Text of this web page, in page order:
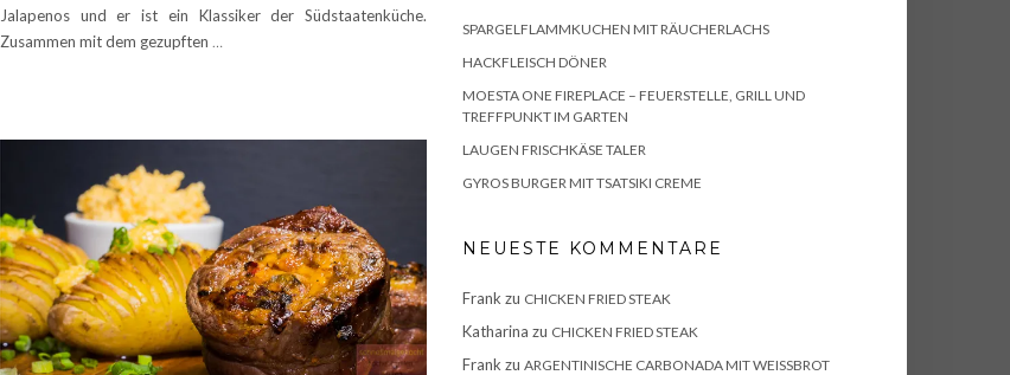
Jalapenos und er ist ein Klassiker der Südstaatenküche.
Zusammen mit dem gezupften …
SPARGELFLAMMKUCHEN MIT RÄUCHERLACHS
HACKFLEISCH DÖNER
MOESTA ONE FIREPLACE – FEUERSTELLE, GRILL UND
TREFFPUNKT IM GARTEN
LAUGEN FRISCHKÄSE TALER
GYROS BURGER MIT TSATSIKI CREME
NEUESTE KOMMENTARE
Frank zu CHICKEN FRIED STEAK
Katharina zu CHICKEN FRIED STEAK
Frank zu ARGENTINISCHE CARBONADA MIT WEISSBROT